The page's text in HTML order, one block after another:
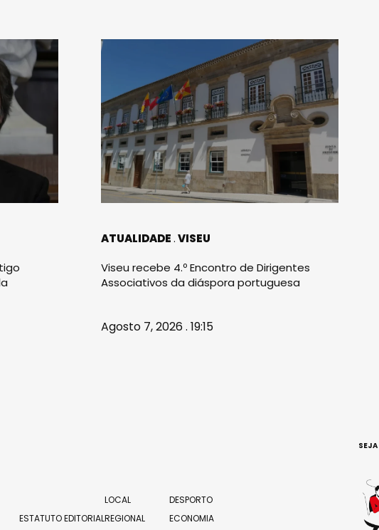
ATUALIDADE VISEU
Viseu recebe 4.º Encontro de Dirigentes
Associativos da diáspora portuguesa
Agosto 7, 2026 . 19:15
ESTATUTO EDITORIAL
LOCAL
REGIONAL
DESPORTO
ECONOMIA